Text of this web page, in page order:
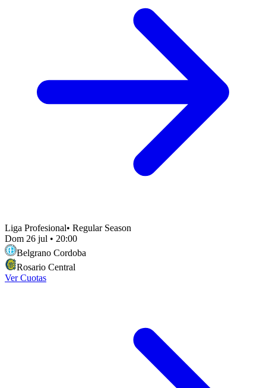
Liga Profesional• Regular Season
Dom 26 jul • 20:00
Belgrano Cordoba
Rosario Central
Ver Cuotas